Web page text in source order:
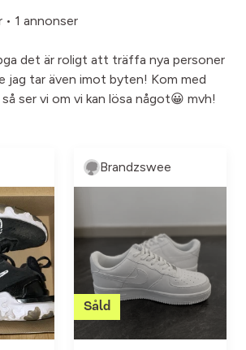
• 1 annonser
det är roligt att träffa nya personer
jag tar även imot byten! Kom med
ser vi om vi kan lösa något😀 mvh!
Brandzswee